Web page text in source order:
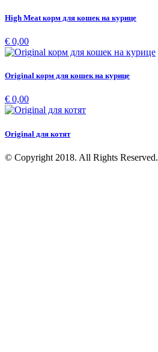
High Meat корм для кошек на курице
€ 0,00
Original корм для кошек на курице
€ 0,00
Original для котят
© Copyright 2018. All Rights Reserved.